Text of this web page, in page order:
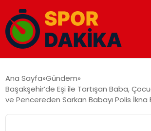
GÜNDEM
Ana Sayfa Gündem
Başakşehir’de Eşi ile Tartışan Baba,
ve Pencereden Sarkan Babayı Polis İkna